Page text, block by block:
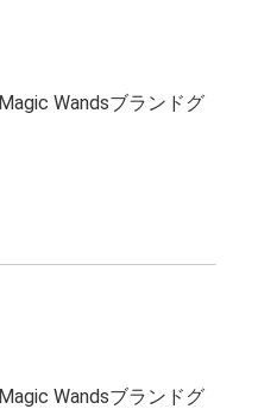
Wandsブランドグ
Wandsブランドグ